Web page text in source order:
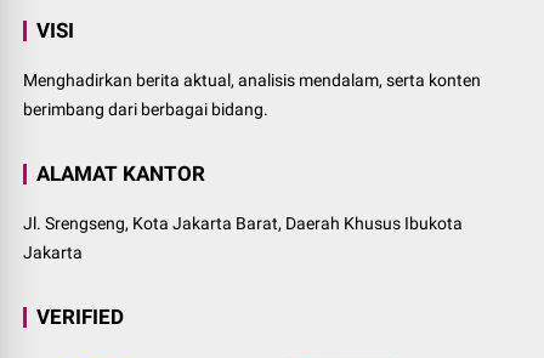
VISI
Menghadirkan berita aktual, analisis mendalam, serta konten
berimbang dari berbagai bidang.
ALAMAT KANTOR
Jl. Srengseng, Kota Jakarta Barat, Daerah Khusus Ibukota
Jakarta
VERIFIED